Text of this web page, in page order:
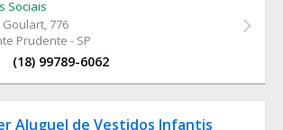
Sociais
Goulart, 776
Prudente - SP
(18) 99789-6062
Aluguel de Vestidos Infantis